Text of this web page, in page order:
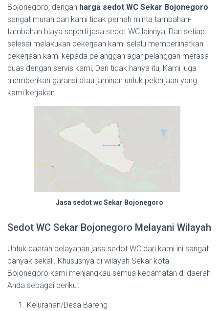
Bojonegoro, dengan harga sedot WC Sekar Bojonegoro
sangat murah dan kami tidak pernah minta tambahan-
tambahan biaya seperti jasa sedot WC lainnya, Dan setiap
selesai melakukan pekerjaan kami selalu memperlihatkan
pekerjaan kami kepada pelanggan agar pelanggan merasa
puas dengan servis kami, Dan tidak hanya itu, Kami juga
memberikan garansi atau jaminan untuk pekerjaan yang
kami kerjakan.
Jasa sedot wc Sekar Bojonegoro
Sedot WC Sekar Bojonegoro Melayani Wilayah
Untuk daerah pelayanan jasa sedot WC dari kami ini sangat
banyak sekali. Khususnya di wilayah Sekar kota
Bojonegoro kami menjangkau semua kecamatan di daerah
Anda sebagai berikut
Kelurahan/Desa Bareng